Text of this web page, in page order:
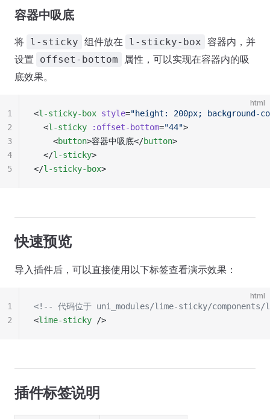
容器中吸底
将 l-sticky 组件放在 l-sticky-box 容器内，并
设置
offset-bottom
属性，可以实现在容器内的吸
底效果。
html
<l-sticky-box style="height: 200px;
  <
l-sticky :offset-bottom="44">
    <
button>容器中吸底</button>
  </
l-sticky>
</l-sticky-box>
1
2
3
4
5
快速预览
导入插件后，可以直接使用以下标签查看演示效果：
html
<!-- 代码位于 uni_modules/lime-sticky/
<lime-sticky />
1
2
插件标签说明